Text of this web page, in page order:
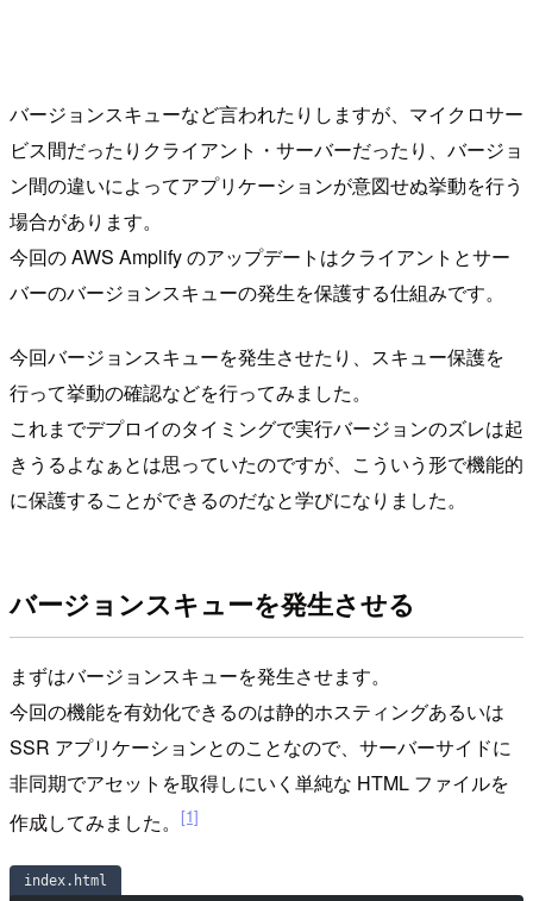
バージョンスキューなど言われたりしますが、マイクロサー
ビス間だったりクライアント・サーバーだったり、バージョ
ン間の違いによってアプリケーションが意図せぬ挙動を行う
場合があります。
今回の AWS Amplify のアップデートはクライアントとサー
バーのバージョンスキューの発生を保護する仕組みです。
今回バージョンスキューを発生させたり、スキュー保護を
行って挙動の確認などを行ってみました。
これまでデプロイのタイミングで実行バージョンのズレは起
きうるよなぁとは思っていたのですが、こういう形で機能的
に保護することができるのだなと学びになりました。
バージョンスキューを発生させる
まずはバージョンスキューを発生させます。
今回の機能を有効化できるのは静的ホスティングあるいは
SSR アプリケーションとのことなので、サーバーサイドに
非同期でアセットを取得しにいく単純な HTML ファイルを
作成してみました。
[1]
index.html